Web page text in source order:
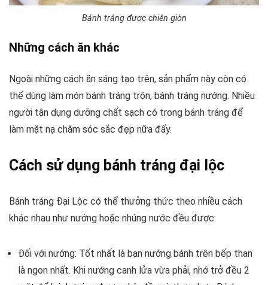
Bánh tráng được chiên giòn
Những cách ăn khác
Ngoài những cách ăn sáng tạo trên, sản phẩm này còn có
thể dùng làm món bánh tráng trộn, bánh tráng nướng. Nhiều
người tận dụng dưỡng chất sạch có trong bánh tráng để
làm mặt nạ chăm sóc sắc đẹp nữa đấy.
Cách sử dụng bánh tráng đại lộc
Bánh tráng Đại Lộc có thể thưởng thức theo nhiều cách
khác nhau như nướng hoặc nhúng nước đều được:
Đối với nướng: Tốt nhất là bạn nướng bánh trên bếp than
là ngon nhất. Khi nướng canh lửa vừa phải, nhớ trở đều 2